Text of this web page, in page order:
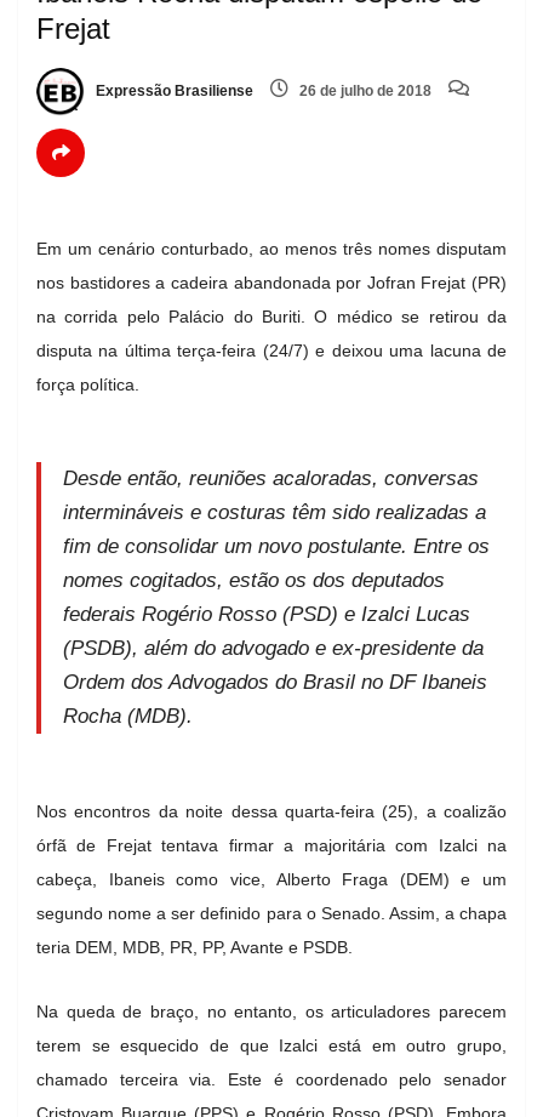
Frejat
Expressão Brasiliense 26 de julho de 2018
Em um cenário conturbado, ao menos três nomes disputam
nos bastidores a cadeira abandonada por Jofran Frejat (PR)
na corrida pelo Palácio do Buriti. O médico se retirou da
disputa na última terça-feira (24/7) e deixou uma lacuna de
força política.
Desde então, reuniões acaloradas, conversas
intermináveis e costuras têm sido realizadas a
fim de consolidar um novo postulante. Entre os
nomes cogitados, estão os dos deputados
federais Rogério Rosso (PSD) e Izalci Lucas
(PSDB), além do advogado e ex-presidente da
Ordem dos Advogados do Brasil no DF Ibaneis
Rocha (MDB).
Nos encontros da noite dessa quarta-feira (25), a coalizão
órfã de Frejat tentava firmar a majoritária com Izalci na
cabeça, Ibaneis como vice, Alberto Fraga (DEM) e um
segundo nome a ser definido para o Senado. Assim, a chapa
teria DEM, MDB, PR, PP, Avante e PSDB.
Na queda de braço, no entanto, os articuladores parecem
terem se esquecido de que Izalci está em outro grupo,
chamado terceira via. Este é coordenado pelo senador